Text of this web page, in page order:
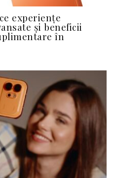
experiențe
și beneficii
în